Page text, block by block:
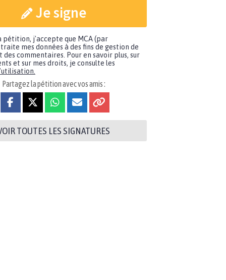
Je signe
pétition, j'accepte que MCA (par
mes données à des fins de gestion de
des commentaires. Pour en savoir plus, sur
et sur mes droits, je consulte les
Partagez la pétition avec vos amis :
TOUTES LES SIGNATURES